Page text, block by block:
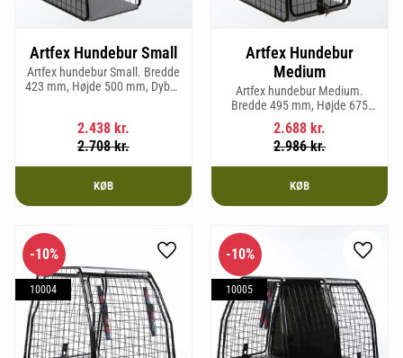
Artfex Hundebur Small
Artfex hundebur Small. Bredde
423 mm, Højde 500 mm, Dybde
2.438 kr.
2.708kr.
KØB
Artfex Hundebur
Medium
Artfex hundebur Medium.
Bredde 495 mm, Højde 675
mm, Dybde 830 mm og vægt 17
kg.
2.688 kr.
2.986kr.
KØB
10%
10004
Gem som favorit
10%
10005
Gem